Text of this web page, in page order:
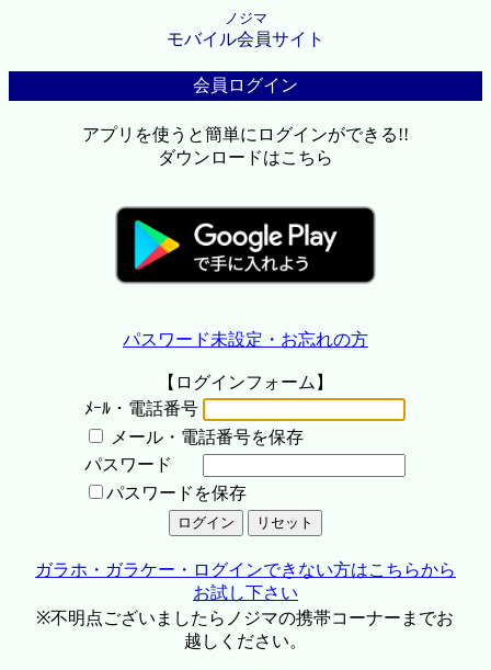
ノジマ
モバイル会員サイト
会員ログイン
アプリを使うと簡単にログインができる!!
ダウンロードはこちら
パスワード未設定・お忘れの方
【ログインフォーム】
ﾒｰﾙ・電話番号
メール・電話番号を保存
パスワード
パスワードを保存
ガラホ・ガラケー・ログインできない方はこちらから
お試し下さい
※不明点ございましたらノジマの携帯コーナーまでお
越しください。